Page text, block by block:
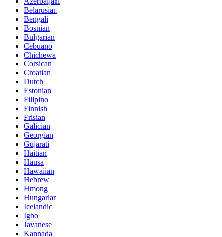
Belarusian
Bengali
Bosnian
Bulgarian
Cebuano
Chichewa
Corsican
Croatian
Dutch
Estonian
Filipino
Finnish
Frisian
Galician
Georgian
Gujarati
Haitian
Hausa
Hawaiian
Hebrew
Hmong
Hungarian
Icelandic
Igbo
Javanese
Kannada